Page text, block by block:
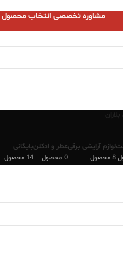
مشاوره تخصصی انتخاب محصول با
لوازم آرایشی برقی
8 محصول
عطر و ادکلن
0 محصول
بایگانی
14 محصول